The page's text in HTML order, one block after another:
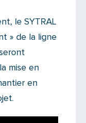
le SYTRAL
» de la ligne
mise en
en